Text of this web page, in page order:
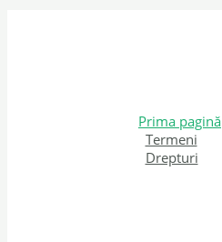
Prima pagină
Termeni
Drepturi